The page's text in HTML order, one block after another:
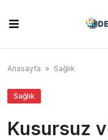
content
Anasayfa » Sağlık
Sağlık
Kusursuz